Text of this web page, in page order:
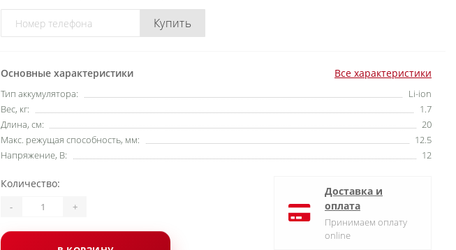
Купить
Основные характеристики Все характеристики
Тип аккумулятора:
Li-ion
Вес, кг:
1.7
Длина, см:
20
Макс. режущая способность, мм:
12.5
Напряжение, В:
12
Количество:
- +
Доставка и
оплата
Принимаем оплату
online